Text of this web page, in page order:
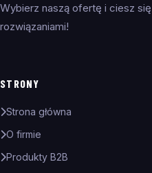
Wybierz naszą ofertę i ciesz
rozwiązaniami!
STRONY
Strona główna
O firmie
Produkty B2B